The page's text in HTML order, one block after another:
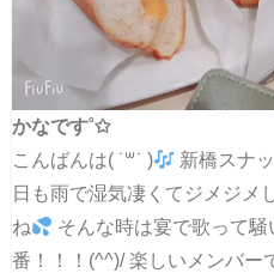
かなです˚✩
こんばんは( ˙꒳​˙ )
新橋スナ
日も雨で湿気凄くてジメジメ
ね
そんな時は宴で歌って騒
番！！！(^^)/ 楽しいメンバー